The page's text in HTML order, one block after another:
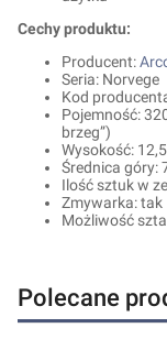
Cechy produktu:
Producent:
Seria: Norvege
Kod
Pojemność:
brzeg”)
Wysokość:
Średnica góry:
Ilość sztuk w
Zmywarka: tak
Możliwość
Polecane